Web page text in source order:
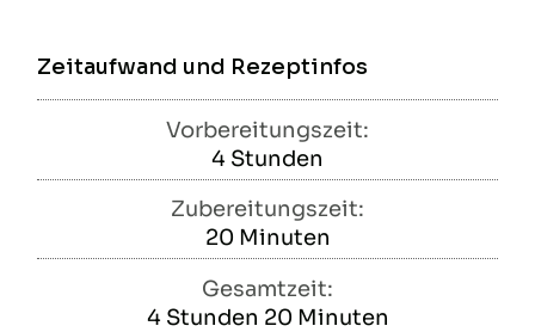
Zeitaufwand und Rezeptinfos
Vorbereitungszeit:
4 Stunden
Stunden
Zubereitungszeit:
20Minuten
Minuten
Gesamtzeit:
4Stunden
Stunden 20Minuten
Minuten